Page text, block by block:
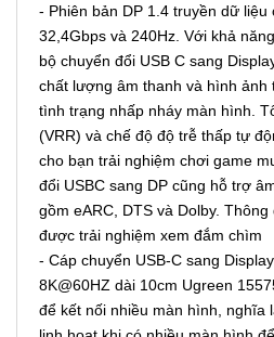
- Phiên bản DP 1.4 truyền dữ liệu
32,4Gbps và 240Hz. Với khả
bộ chuyển đổi USB C sang
chất lượng âm thanh và hình ảnh
tình trạng nhấp nháy màn hình.
(VRR) và chế độ độ trễ thấp tự
cho bạn trải nghiệm chơi game
đổi USBC sang DP cũng hỗ trợ
gồm eARC, DTS và Dolby.
được trải nghiệm xem đắm chìm
- Cáp chuyển USB-C sang
8K@60HZ dài 10cm Ugreen
để kết nối nhiều màn hình, nghĩa